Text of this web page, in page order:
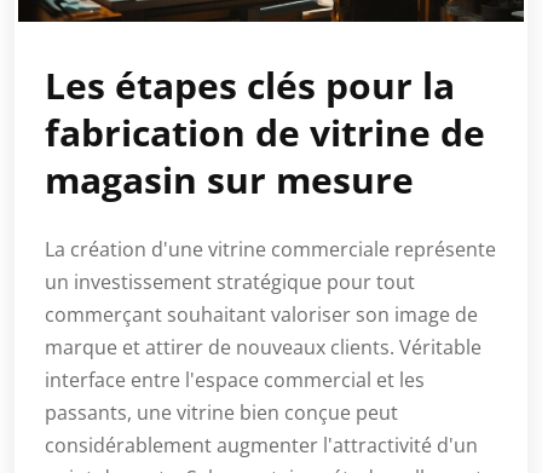
Les étapes clés pour la
fabrication de vitrine de
magasin sur mesure
La création d'une vitrine commerciale représente
un investissement stratégique pour tout
commerçant souhaitant valoriser son image de
marque et attirer de nouveaux clients. Véritable
interface entre l'espace commercial et les
passants, une vitrine bien conçue peut
considérablement augmenter l'attractivité d'un